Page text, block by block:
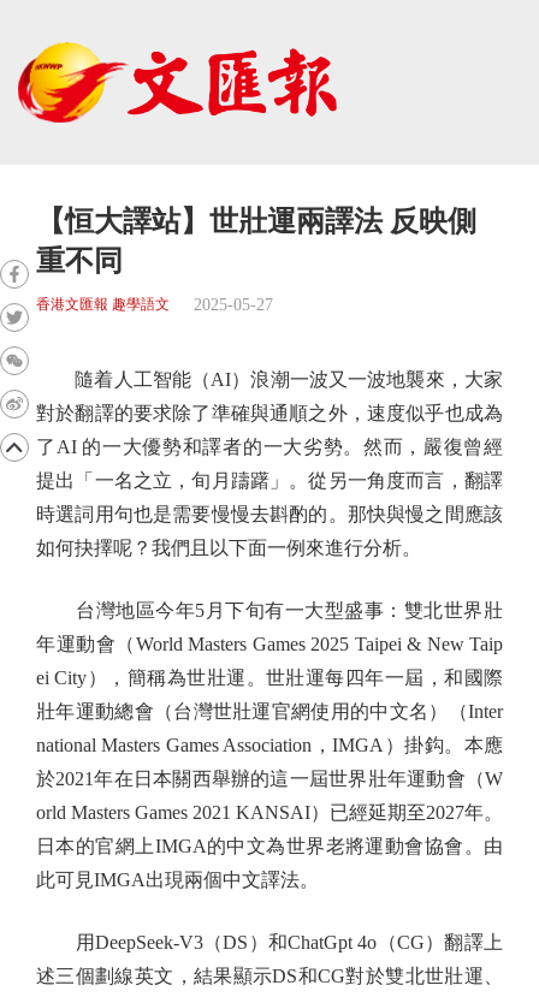
【恒大譯站】世壯運兩譯法 反映側
重不同
香港文匯報 趣學語文 2025-05-27
隨着人工智能（AI）浪潮一波又一波地襲來，大家
對於翻譯的要求除了準確與通順之外，速度似乎也成為
了AI 的一大優勢和譯者的一大劣勢。然而，嚴復曾經
提出「一名之立，旬月躊躇」。從另一角度而言，翻譯
時選詞用句也是需要慢慢去斟酌的。那快與慢之間應該
如何抉擇呢？我們且以下面一例來進行分析。
台灣地區今年5月下旬有一大型盛事：雙北世界壯
年運動會（World Masters Games 2025 Taipei & New Taip
ei City），簡稱為世壯運。世壯運每四年一屆，和國際
壯年運動總會（台灣世壯運官網使用的中文名）（Inter
national Masters Games Association，IMGA）掛鈎。本應
於2021年在日本關西舉辦的這一屆世界壯年運動會（W
orld Masters Games 2021 KANSAI）已經延期至2027年。
日本的官網上IMGA的中文為世界老將運動會協會。由
此可見IMGA出現兩個中文譯法。
用DeepSeek-V3（DS）和ChatGpt 4o（CG）翻譯上
述三個劃線英文，結果顯示DS和CG對於雙北世壯運、